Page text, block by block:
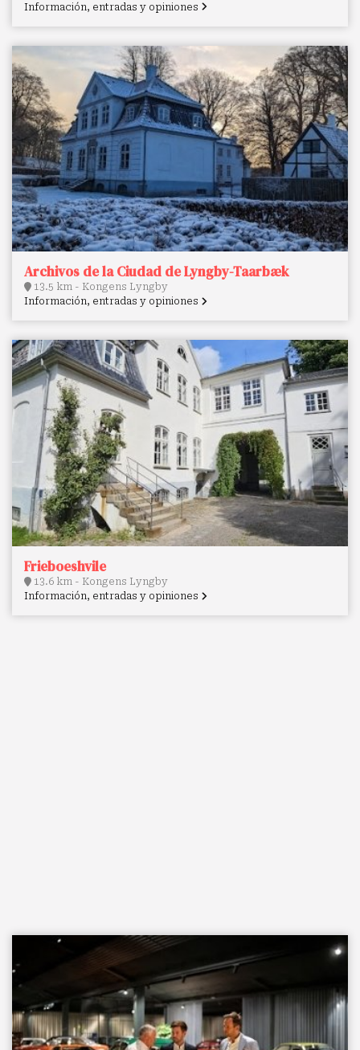
Información, entradas y opiniones
Archivos de la Ciudad de Lyngby-Taarbæk
13.5 km - Kongens Lyngby
Información, entradas y opiniones
Frieboeshvile
13.6 km - Kongens Lyngby
Información, entradas y opiniones